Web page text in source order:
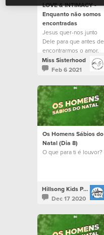
LOVE & INTIMACY -
Enquanto não somos
encontradas
Jesus quer-nos junto
Dele para que antes de
encontrarmos o amor,
nos enchamos do
Verdadeiro Amor que
Miss Sisterhood
Feb 6 2021
Os Homens Sábios do
Natal (Dia 8)
O que para ti é louvor?
Hillsong Kids Portugal
Dec 17 2020